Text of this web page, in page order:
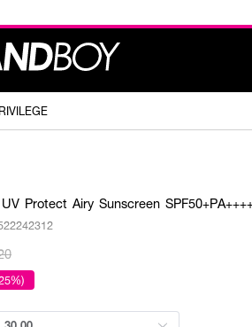
Protect Airy Sunscreen